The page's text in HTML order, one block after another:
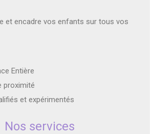
et encadre vos enfants sur tous vos
Entière
proximité
et expérimentés
Nos services